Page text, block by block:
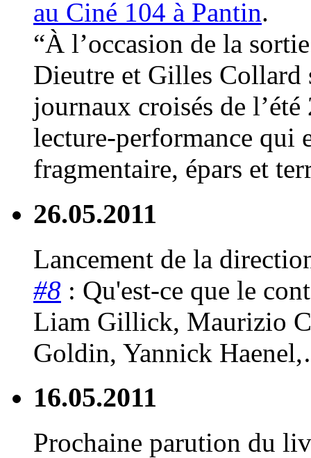
au Ciné 104 à Pantin.
“À l’occasion de la
Dieutre et Gilles Collard
journaux croisés de
lecture-performance qui
fragmentaire, épars et
26.05.2011
Lancement de la
#8 : Qu'est-ce que le
Liam Gillick, Maurizio
Goldin, Yannick
16.05.2011
Prochaine parution du